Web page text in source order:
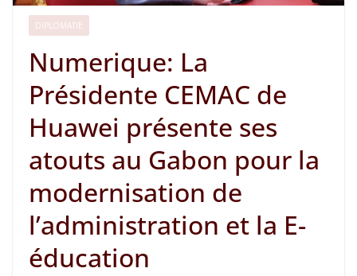
DIPLOMATIE
Numerique: La
Présidente CEMAC de
Huawei présente ses
atouts au Gabon pour la
modernisation de
l’administration et la E-
éducation